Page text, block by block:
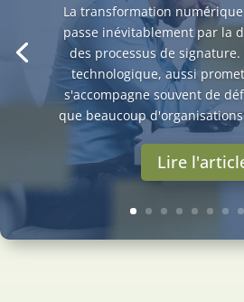
La transformation
passe inévitablement par la
des processus de
technologique, aussi
s'accompagne souvent de
que beaucoup
Lire